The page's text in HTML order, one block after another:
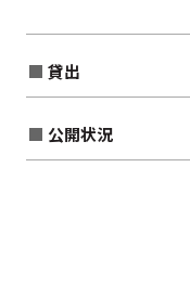
貸出
公開状況